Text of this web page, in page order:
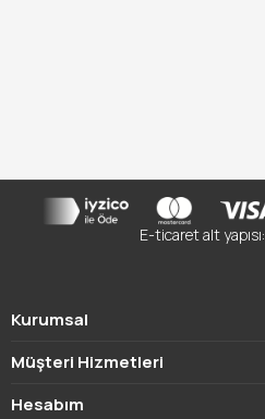
E-ticaret alt yapısı:
Kurumsal
Müşteri Hizmetleri
Hesabım